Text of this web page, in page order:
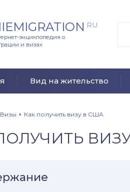
RU
энциклопедия о
и визах
Вид на жительство
Визы Как получить визу в США